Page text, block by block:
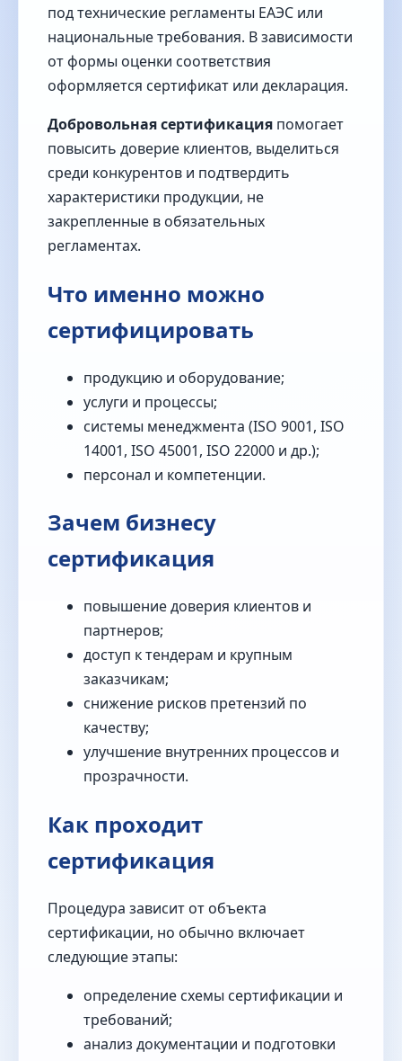
под технические регламенты ЕАЭС или
национальные требования. В зависимости
от формы оценки соответствия
оформляется сертификат или декларация.
Добровольная сертификация помогает
повысить доверие клиентов, выделиться
среди конкурентов и подтвердить
характеристики продукции, не
закрепленные в обязательных
регламентах.
Что именно можно
сертифицировать
продукцию и оборудование;
услуги и процессы;
системы менеджмента (ISO 9001, ISO
14001, ISO 45001, ISO 22000 и др.);
персонал и компетенции.
Зачем бизнесу
сертификация
повышение доверия клиентов и
партнеров;
доступ к тендерам и крупным
заказчикам;
снижение рисков претензий по
качеству;
улучшение внутренних процессов и
прозрачности.
Как проходит
сертификация
Процедура зависит от объекта
сертификации, но обычно включает
следующие этапы:
определение схемы сертификации и
требований;
анализ документации и подготовки